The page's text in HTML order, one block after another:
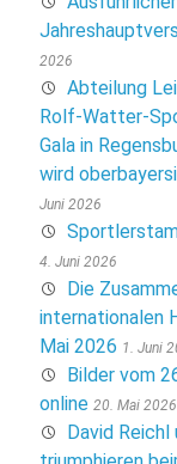
2026
Abteilung
Rolf-Watter-
Gala in
wird
Juni 2026
4. Juni 2026
Die
internationalen
Mai 2026 1. Juni
Bilder vom
online 20. Mai 2026
David Reichl